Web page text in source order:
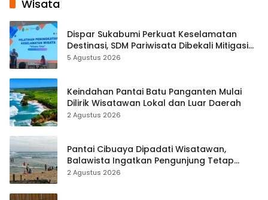
Wisata
Dispar Sukabumi Perkuat Keselamatan
Destinasi, SDM Pariwisata Dibekali Mitigasi
hingga Teknik Evakuasi
5 Agustus 2026
Keindahan Pantai Batu Panganten Mulai
Dilirik Wisatawan Lokal dan Luar Daerah
2 Agustus 2026
Pantai Cibuaya Dipadati Wisatawan,
Balawista Ingatkan Pengunjung Tetap
Waspada
2 Agustus 2026